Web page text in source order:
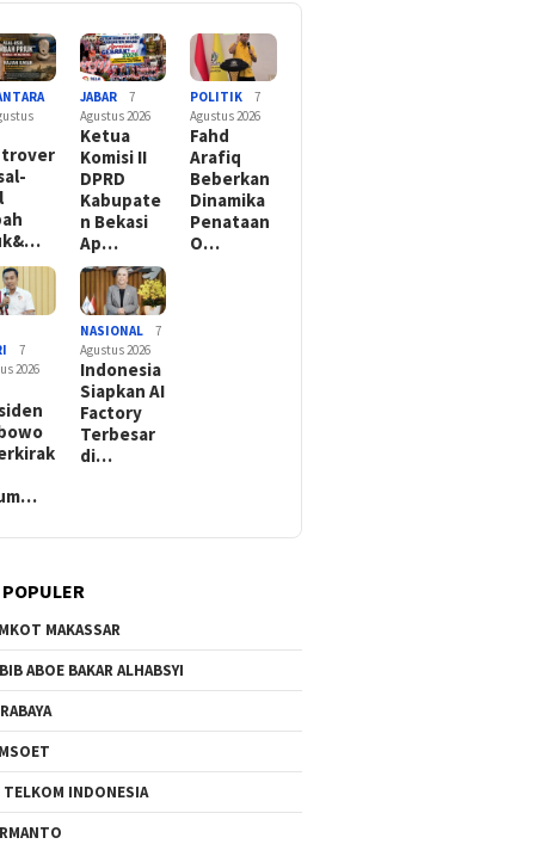
JABAR
7
Agustus 2026
Ketua
Komisi II
DPRD
Kabupate
n Bekasi
Ap…
POLITIK
7
Agustus 2026
Fahd
Arafiq
Beberkan
Dinamika
Penataan
O…
7
2026
NASIONAL
7
Agustus 2026
Indonesia
Siapkan AI
Factory
Terbesar
di…
MAKASSAR
ABOE BAKAR ALHABSYI
INDONESIA